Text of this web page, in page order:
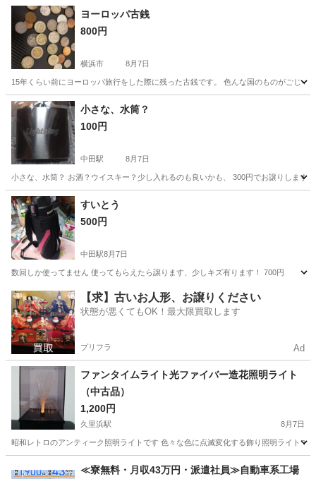
神奈川 川崎市 年中行事用品
ヨーロッパ古銭
800円
横浜市 8月7日
15年くらい前にヨーロッパ旅行をした際に残った古銭です。 色んな国のものがごじ
神奈川 横浜市 その他
小さな、水筒？
100円
中田駅 8月7日
小さな、水筒？ お酒？ウイスキー？少し入れるのも良いかも、 300円でお譲りします、
神奈川 横浜市 中田駅
すいとう
500円
中田駅8月7日
数回しか使ってません 使ってもらえたら譲ります、少しキズ有ります！ 700円
神奈川 横浜市 中田駅 食器
【求】古いお人形、お譲りください
状態が悪くてもOK！最大限買取します
プリフラ Ad
ファンタイムライト光ファイバー造花照明ライト
（中古品）
1,200円
久里浜駅 8月7日
昭和レトロのアンティーク照明ライトです 色々な色に点滅変化する飾り照明ライト
久里浜駅 家庭用品
≪寮無料・月収43万円・派遣社員≫自動車系工場